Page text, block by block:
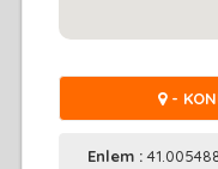
-
Enlem :